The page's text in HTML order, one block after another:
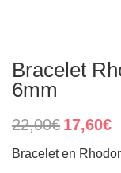
Bracelet
6mm
22,00€ Original
price
was:
17,60€
Bracelet en